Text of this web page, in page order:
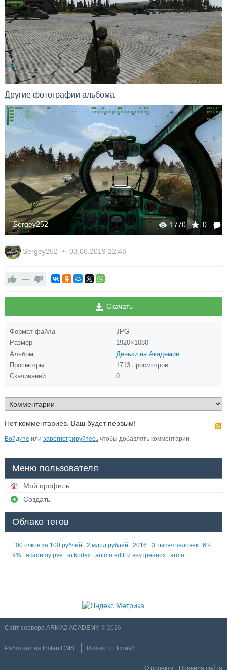
Другие фотографии альбома
1758 0
Sergey252
Sergey252 03.06.2019 22:48
—
Скачать
Формат файла
JPG
Размер
1920×1080
Альбом
Деньки на Академии
Просмотры
1713 просмотров
Скачиваний
0
Нет комментариев. Ваш будет первым!
Войдите или зарегистрируйтесьчтобы добавлять комментарии
Меню пользователя
Мой профиль
Создать
Облако тегов
100 очков за 100 рублей 2 млрд рублей 2016 3 тысяч человек
6%
9%
academy pve ai kodex animatediff и внутренних arma
Сайт сервера ARMA2.ACADEMY© 2026
Работает на InstantCMS Иконки от Icons8